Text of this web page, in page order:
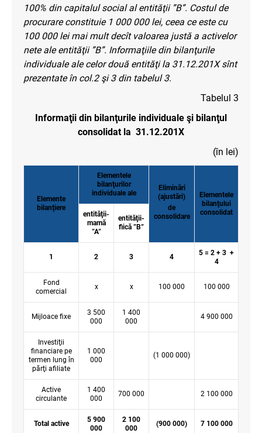
100% din capitalul social al entităţii ”B”. Costul de
procurare constituie 1 000 000 lei, ceea ce este cu
100 000 lei mai mult decît valoarea justă a activelor
nete ale entităţii ”B”. Informaţiile din bilanţurile
individuale ale celor două entităţi la 31.12.201X sînt
prezentate în col.2 şi 3 din tabelul 3.
Tabelul 3
Informaţii din bilanţurile individuale şi bilanţul
consolidat la 31.12.201X
(în lei)
Elemente
bilanţiere
Elementele
bilanţurilor
individuale ale
Eliminări
(ajustări)
de
consolidare
Elementele
bilanţului
consolidat
entităţii-
mamă
”A”
entităţii-
fiică ”B”
1 2 3 4
5 = 2 + 3 +
4
Fond
comercial
x x 100 000 100 000
Mijloace fixe
3 500
000
1 400
000
4 900 000
Investiţii
financiare pe
termen lung în
părţi afiliate
1 000
000
(1 000 000)
Active
circulante
1 400
000
700 000 2 100 000
Total active
5 900
000
2 100
000
(900 000) 7 100 000